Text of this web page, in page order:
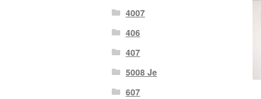
4007
406
407
5008 Je
607